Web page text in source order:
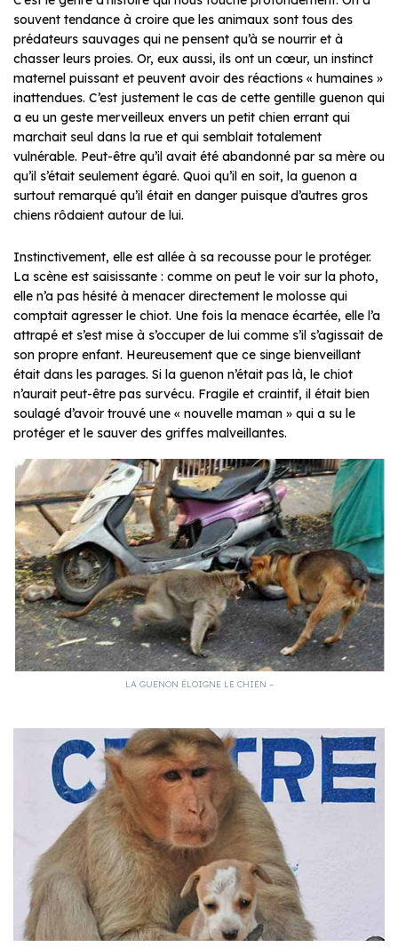
souvent tendance à croire que les animaux sont tous des
prédateurs sauvages qui ne pensent qu’à se nourrir et à
chasser leurs proies. Or, eux aussi, ils ont un cœur, un instinct
maternel puissant et peuvent avoir des réactions « humaines »
inattendues. C’est justement le cas de cette gentille guenon qui
a eu un geste merveilleux envers un petit chien errant qui
marchait seul dans la rue et qui semblait totalement
vulnérable. Peut-être qu’il avait été abandonné par sa mère ou
qu’il s’était seulement égaré. Quoi qu’il en soit, la guenon a
surtout remarqué qu’il était en danger puisque d’autres gros
chiens rôdaient autour de lui.
Instinctivement, elle est allée à sa recousse pour le protéger.
La scène est saisissante : comme on peut le voir sur la photo,
elle n’a pas hésité à menacer directement le molosse qui
comptait agresser le chiot. Une fois la menace écartée, elle l’a
attrapé et s’est mise à s’occuper de lui comme s’il s’agissait de
son propre enfant. Heureusement que ce singe bienveillant
était dans les parages. Si la guenon n’était pas là, le chiot
n’aurait peut-être pas survécu. Fragile et craintif, il était bien
soulagé d’avoir trouvé une « nouvelle maman » qui a su le
protéger et le sauver des griffes malveillantes.
LA GUENON ÉLOIGNE LE CHIEN –